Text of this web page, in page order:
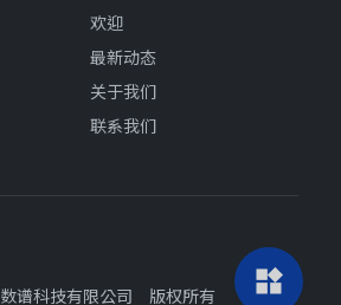
widgets
欢迎
最新动态
关于我们
联系我们
数谱科技有限公司 版权所有